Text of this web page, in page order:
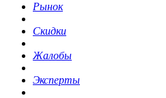
Рынок
Скидки
Жалобы
Эксперты